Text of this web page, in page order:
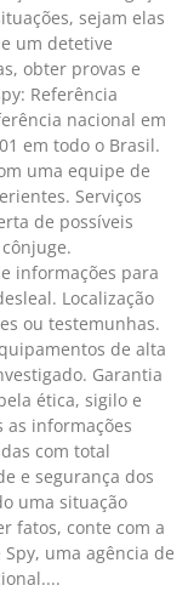
sejam elas
um detetive
obter provas e
Referência
nacional em
em todo o Brasil.
uma equipe de
Serviços
de possíveis
informações para
Localização
ou testemunhas.
de alta
Garantia
ética, sigilo e
as informações
com total
e segurança dos
uma situação
fatos, conte com a
uma agência de